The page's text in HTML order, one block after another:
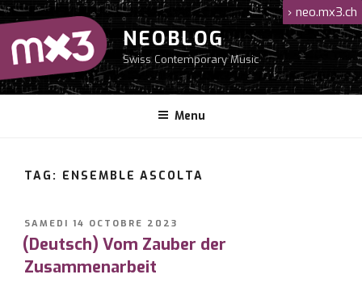
Aller
au
contenu
principal
NEOBLOG
Swiss Contemporary Music
Menu
› neo.mx3.ch
TAG: ENSEMBLE ASCOLTA
PUBLIÉ
LE
SAMEDI 14 OCTOBRE 2023
(Deutsch) Vom Zauber der
Zusammenarbeit